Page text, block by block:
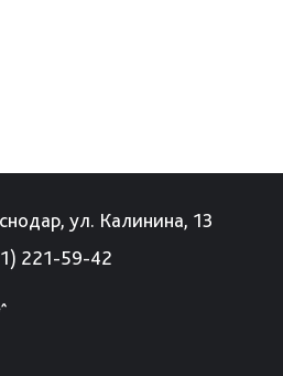
ул. Калинина, 13
221-59-42